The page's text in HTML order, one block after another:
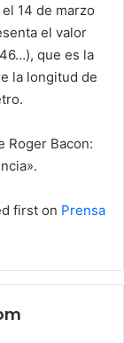
14 de marzo
el valor
que es la
la longitud de
Roger Bacon:
first on Prensa